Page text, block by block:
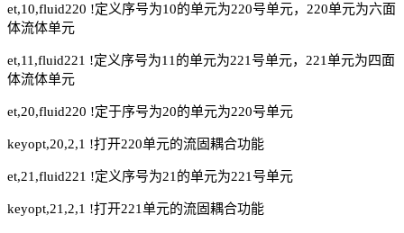
et,10,fluid220 !定义序号为10的单元为220号单元，220单元为六面
体流体单元
et,11,fluid221 !定义序号为11的单元为221号单元，221单元为四面
体流体单元
et,20,fluid220 !定于序号为20的单元为220号单元
keyopt,20,2,1 !打开220单元的流固耦合功能
et,21,fluid221 !定义序号为21的单元为221号单元
keyopt,21,2,1 !打开221单元的流固耦合功能